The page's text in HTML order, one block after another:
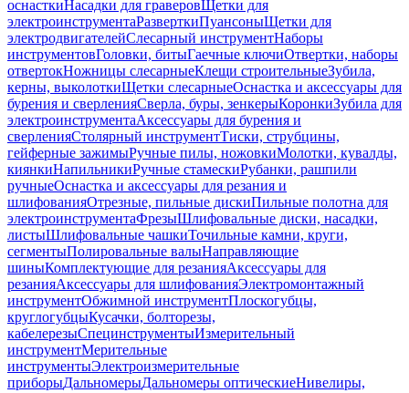
оснасткиНасадки для граверовЩетки для
электроинструментаРазверткиПуансоныЩетки для
электродвигателейСлесарный инструментНаборы
инструментовГоловки, битыГаечные ключиОтвертки, наборы
отвертокНожницы слесарныеКлещи строительныеЗубила,
керны, выколоткиЩетки слесарныеОснастка и аксессуары для
бурения и сверленияСверла, буры, зенкерыКоронкиЗубила для
электроинструментаАксессуары для бурения и
сверленияСтолярный инструментТиски, струбцины,
гейферные зажимыРучные пилы, ножовкиМолотки, кувалды,
киянкиНапильникиРучные стамескиРубанки, рашпили
ручныеОснастка и аксессуары для резания и
шлифованияОтрезные, пильные дискиПильные полотна для
электроинструментаФрезыШлифовальные диски, насадки,
листыШлифовальные чашкиТочильные камни, круги,
сегментыПолировальные валыНаправляющие
шиныКомплектующие для резанияАксессуары для
резанияАксессуары для шлифованияЭлектромонтажный
инструментОбжимной инструментПлоскогубцы,
круглогубцыКусачки, болторезы,
кабелерезыСпецинструментыИзмерительный
инструментМерительные
инструментыЭлектроизмерительные
приборыДальномерыДальномеры оптическиеНивелиры,